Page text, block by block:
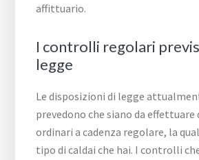
affittuario.
I controlli regolari
legge
Le disposizioni di legge
prevedono che siano da
ordinari a cadenza regolare, la
tipo di caldai che hai. I controlli